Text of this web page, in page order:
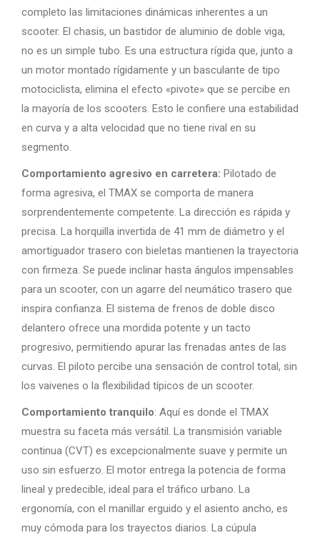
completo las limitaciones dinámicas inherentes a un
scooter. El chasis, un bastidor de aluminio de doble viga,
no es un simple tubo. Es una estructura rígida que, junto a
un motor montado rígidamente y un basculante de tipo
motociclista, elimina el efecto «pivote» que se percibe en
la mayoría de los scooters. Esto le confiere una estabilidad
en curva y a alta velocidad que no tiene rival en su
segmento.
Comportamiento agresivo en carretera: Pilotado de
forma agresiva, el TMAX se comporta de manera
sorprendentemente competente. La dirección es rápida y
precisa. La horquilla invertida de 41 mm de diámetro y el
amortiguador trasero con bieletas mantienen la trayectoria
con firmeza. Se puede inclinar hasta ángulos impensables
para un scooter, con un agarre del neumático trasero que
inspira confianza. El sistema de frenos de doble disco
delantero ofrece una mordida potente y un tacto
progresivo, permitiendo apurar las frenadas antes de las
curvas. El piloto percibe una sensación de control total, sin
los vaivenes o la flexibilidad típicos de un scooter.
Comportamiento tranquilo: Aquí es donde el TMAX
muestra su faceta más versátil. La transmisión variable
continua (CVT) es excepcionalmente suave y permite un
uso sin esfuerzo. El motor entrega la potencia de forma
lineal y predecible, ideal para el tráfico urbano. La
ergonomía, con el manillar erguido y el asiento ancho, es
muy cómoda para los trayectos diarios. La cúpula